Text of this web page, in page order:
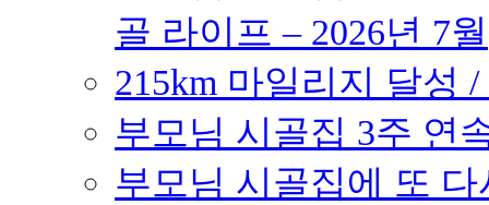
골 라이프 – 2026년 7월
215km 마일리지 달성
부모님 시골집 3주 연
부모님 시골집에 또